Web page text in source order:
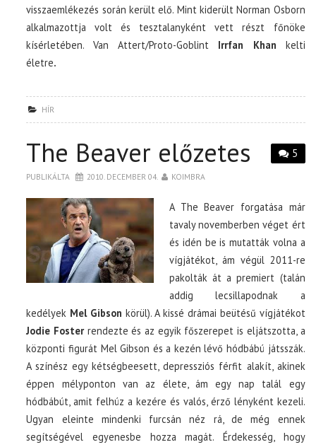
visszaemlékezés során került elő. Mint kiderült Norman Osborn
alkalmazottja volt és tesztalanyként vett részt főnöke
kísérletében. Van Attert/Proto-Goblint Irrfan Khan kelti
életre.
HÍR
5
The Beaver előzetes
PUBLIKÁLTA 2010. DECEMBER 04. KOIMBRA
A The Beaver forgatása már
tavaly novemberben véget ért
és idén be is mutatták volna a
vígjátékot, ám végül 2011-re
pakolták át a premiert (talán
addig lecsillapodnak a
kedélyek Mel Gibson körül). A kissé drámai beütésű vígjátékot
Jodie Fosterrendezte és az egyik főszerepet is eljátszotta, a
központi figurát Mel Gibson és a kezén lévő hódbábú játsszák.
A színész egy kétségbeesett, depressziós férfit alakít, akinek
éppen mélyponton van az élete, ám egy nap talál egy
hódbábút, amit felhúz a kezére és valós, érző lényként kezeli.
Ugyan eleinte mindenki furcsán néz rá, de még ennek
segítségével egyenesbe hozza magát. Érdekesség, hogy